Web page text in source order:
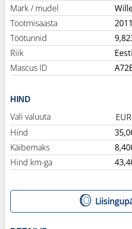
Mark / mudel
Tootmisaasta
2011
Töötunnid
Riik
Eesti
Mascus ID
HIND
Vali valuuta
EUR
Hind
Käibemaks
Hind km-ga